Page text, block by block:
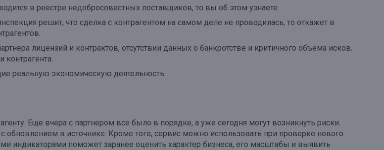
в реестре недобросовестных поставщиков, то вы об этом узнаете.
решит, что сделка с контрагентом на самом деле не проводилась, то откажет в
лицензий и контрактов, отсутствии данных о банкротстве и критичного объема исков.
контрагента.
реальную экономическую деятельность.
Еще вчера с партнером все было в порядке, а уже сегодня могут возникнуть риски.
обновлением в источнике. Кроме того, сервис можно использовать при проверке нового
индикаторами поможет заранее оценить характер бизнеса, его масштабы и выявить